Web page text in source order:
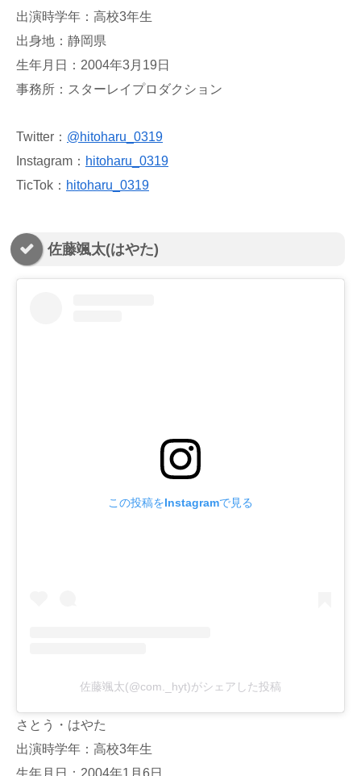
出演時学年：高校3年生
出身地：静岡県
生年月日：2004年3月19日
事務所：スターレイプロダクション
Twitter： @hitoharu_0319
Instagram： hitoharu_0319
TicTok： hitoharu_0319
佐藤颯太(はやた)
この投稿をInstagramで見る
佐藤颯太(@com._hyt)がシェアした投稿
さとう・はやた
出演時学年：高校3年生
生年月日：2004年1月6日